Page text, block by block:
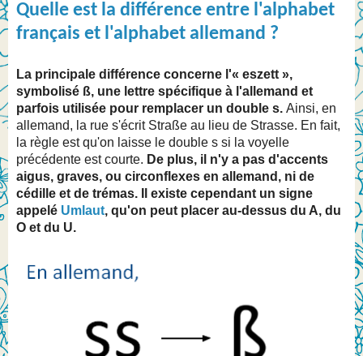
Quelle est la différence entre l'alphabet
français et l'alphabet allemand ?
La principale différence concerne l'« eszett »,
symbolisé ß, une lettre spécifique à l'allemand et
parfois utilisée pour remplacer un double s. Ainsi, en
allemand, la rue s'écrit Straße au lieu de Strasse. En fait,
la règle est qu'on laisse le double s si la voyelle
précédente est courte. De plus, il n'y a pas d'accents
aigus, graves, ou circonflexes en allemand, ni de
cédille et de trémas. Il existe cependant un signe
appelé Umlaut, qu'on peut placer au-dessus du A, du
O et du U.